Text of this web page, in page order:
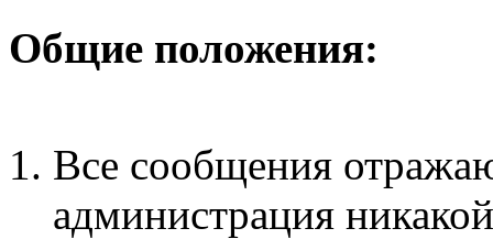
Общие положения:
Все сообщения
администрация